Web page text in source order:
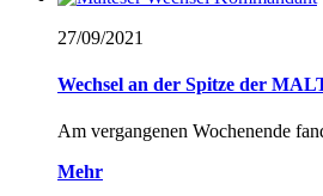
27/09/2021
Wechsel an der Spitze der
Am vergangenen Wochenende
Mehr